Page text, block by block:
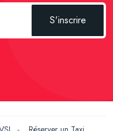
S'inscrire